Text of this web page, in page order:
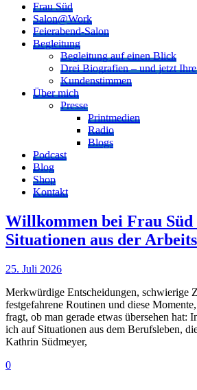
Frau Süd
Salon@Work
Feierabend-Salon
Begleitung
Begleitung auf einen Blick
Drei Biografien – und jetzt
Kundenstimmen
Über mich
Presse
Printmedien
Radio
Blogs
Podcast
Blog
Shop
Kontakt
Willkommen bei Frau Süd
Situationen aus der
25. Juli 2026
Merkwürdige Entscheidungen, schwierige
festgefahrene Routinen und diese
fragt, ob man gerade etwas übersehen hat:
ich auf Situationen aus dem Berufsleben,
Kathrin Südmeyer,
0